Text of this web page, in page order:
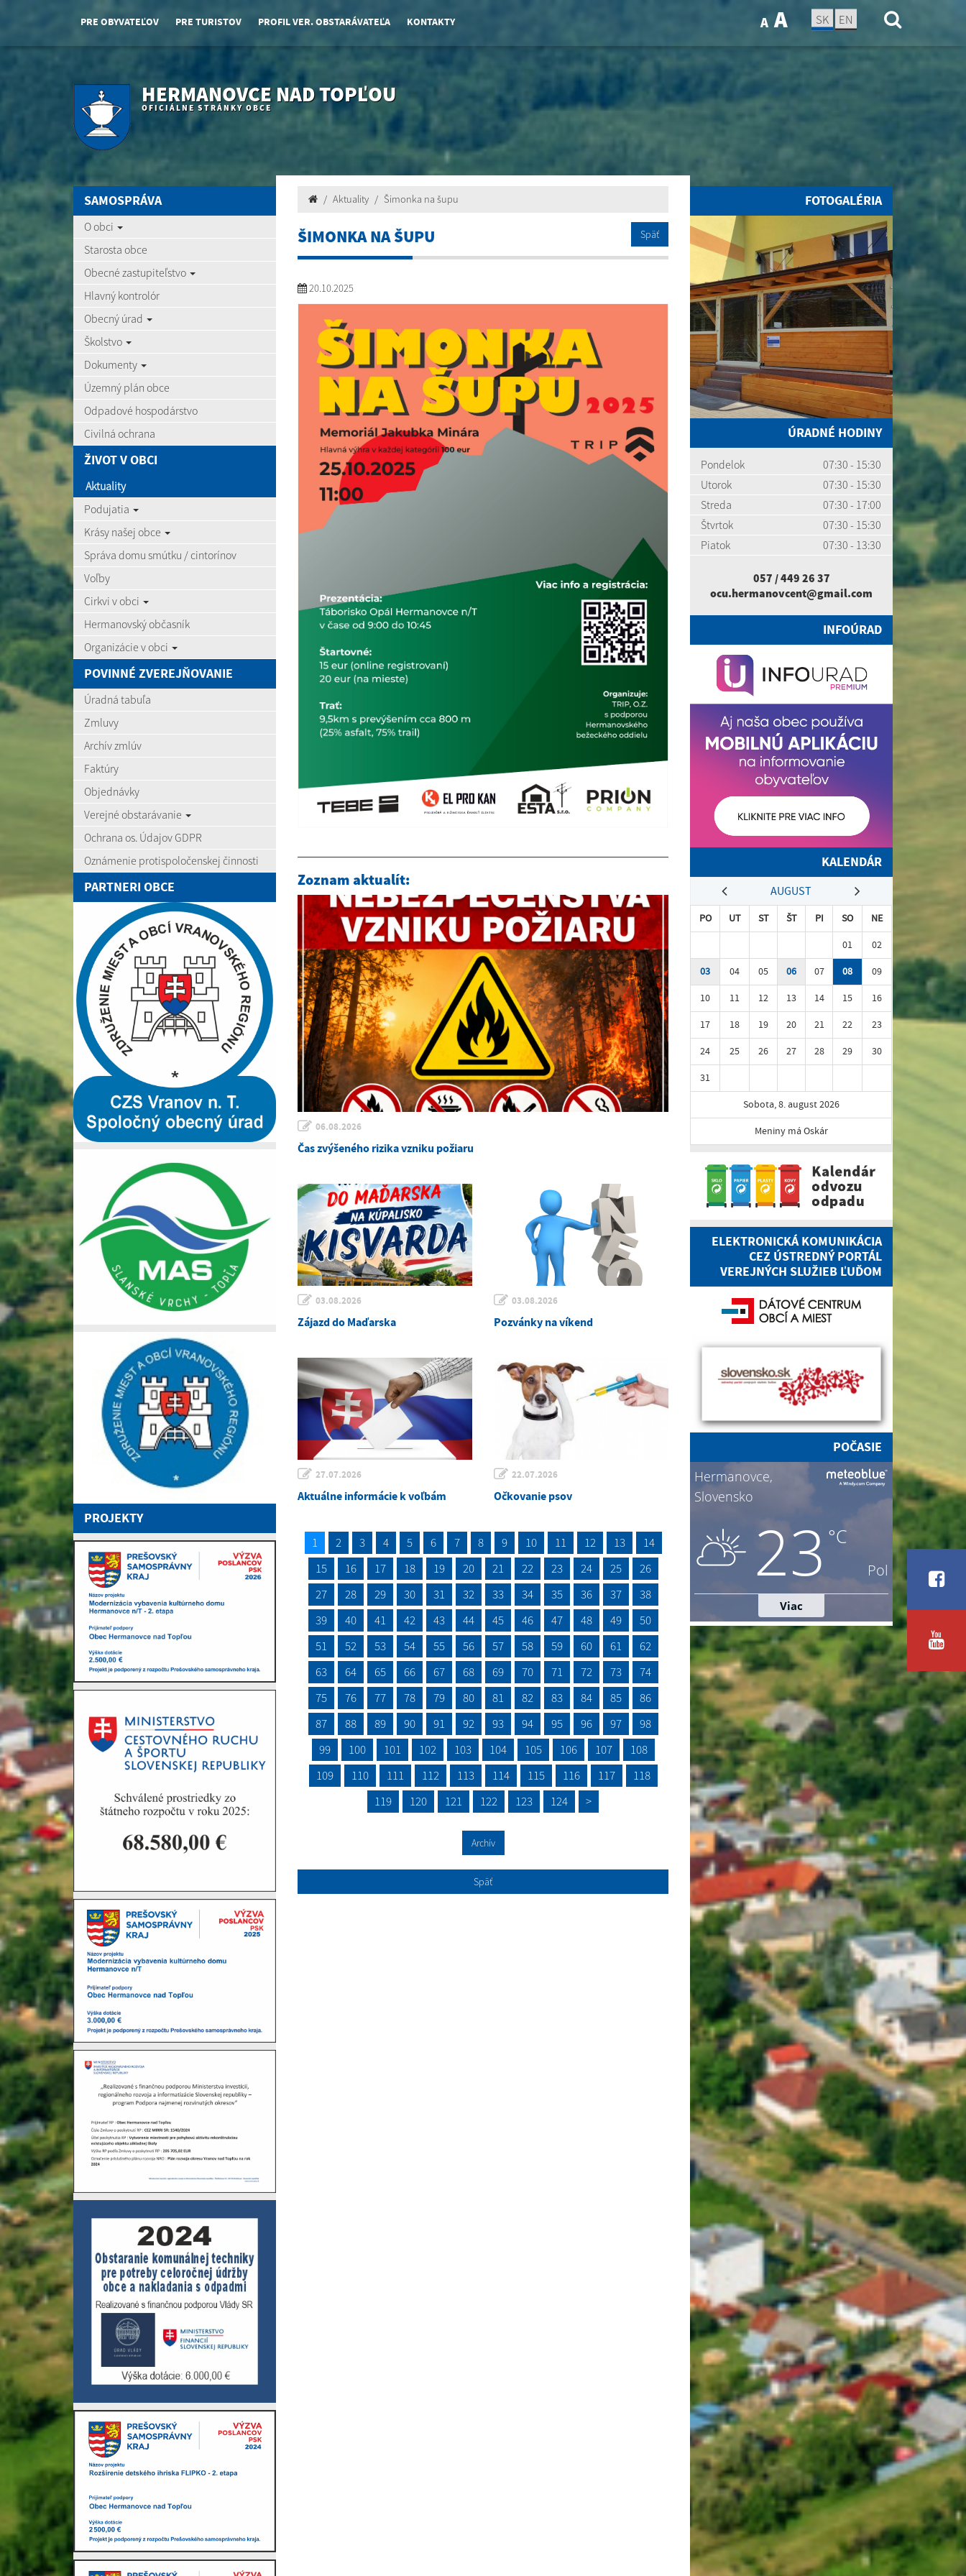
PRE OBYVATEĽOV PRE TURISTOV PROFIL VER. OBSTARÁVATEĽA KONTAKTY A A SK EN
HERMANOVCE NAD TOPĽOU
OFICIÁLNE STRÁNKY OBCE
SAMOSPRÁVA
O obci
Starosta obce
Obecné zastupiteľstvo
Hlavný kontrolór
Obecný úrad
Školstvo
Dokumenty
Územný plán obce
Odpadové hospodárstvo
Civilná ochrana
ŽIVOT V OBCI
Aktuality
Podujatia
Krásy našej obce
Správa domu smútku / cintorínov
Voľby
Cirkvi v obci
Hermanovský občasník
Organizácie v obci
POVINNÉ ZVEREJŇOVANIE
Úradná tabuľa
Zmluvy
Archív zmlúv
Faktúry
Objednávky
Verejné obstarávanie
Ochrana os. Údajov GDPR
Oznámenie protispoločenskej činnosti
PARTNERI OBCE
PROJEKTY
Aktuality Šimonka na šupu
ŠIMONKA NA ŠUPU Späť
20.10.2025
Zoznam aktualít:
06.08.2026
Čas zvýšeného rizika vzniku požiaru
03.08.2026
Zájazd do Maďarska
03.08.2026
Pozvánky na víkend
27.07.2026
Aktuálne informácie k voľbám
22.07.2026
Očkovanie psov
1 2 3 4 5 6 7 8 9 10 11 12 13
14
15
16 17 18 19 20 21 22 23 24 25
26
27
28 29 30 31 32 33 34 35 36 37
38
39
40 41 42 43 44 45 46 47 48 49
50
51
52 53 54 55 56 57 58 59 60 61
62
63
64 65 66 67 68 69 70 71 72 73
74
75
76 77 78 79 80 81 82 83 84 85
86
87
88 89 90 91 92 93 94 95 96 97
98
99
100 101 102 103 104 105 106 107
108
109
110 111 112 113 114 115 116 117
118
119
120 121 122 123 124 >
Archív
Späť
FOTOGALÉRIA
ÚRADNÉ HODINY
Pondelok
07:30 - 15:30
Utorok
07:30 - 15:30
Streda
07:30 - 17:00
Štvrtok
07:30 - 15:30
Piatok
07:30 - 13:30
057 / 449 26 37
ocu.hermanovcent@gmail.com
INFOÚRAD
KALENDÁR
AUGUST
PO UT ST ŠT PI SO
NE
01
02
03
04 05 06 07 08
09
10
11 12 13 14 15
16
17
18 19 20 21 22
23
24
25 26 27 28 29
30
31
Sobota, 8. august 2026
Meniny má Oskár
ELEKTRONICKÁ KOMUNIKÁCIA
CEZ ÚSTREDNÝ PORTÁL
VEREJNÝCH SLUŽIEB ĽUĎOM
POČASIE